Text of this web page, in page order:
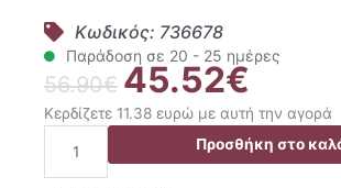
Κωδικός: 736678
Παράδοση σε 20 - 25 ημέρες
56.90€ Original
price
was:
56.90€.
45.52€
τρέχουσα
τιμή
είναι:
Κερδίζετε 11.38 ευρώ με αυτή την αγορά
Home
Προσθήκη στο